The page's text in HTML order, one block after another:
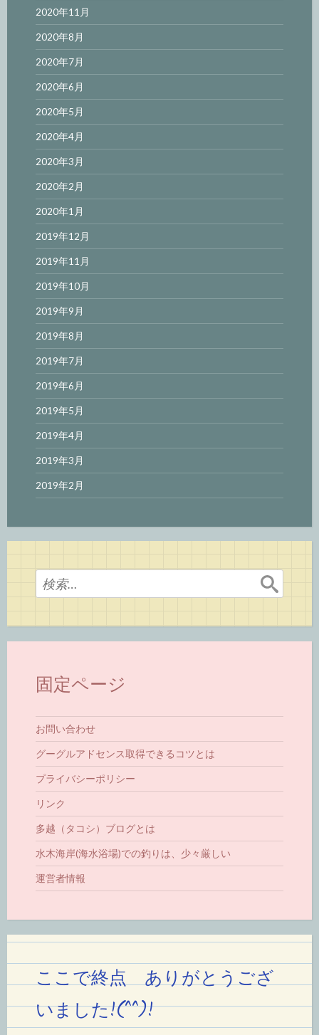
2020年11月
2020年8月
2020年7月
2020年6月
2020年5月
2020年4月
2020年3月
2020年2月
2020年1月
2019年12月
2019年11月
2019年10月
2019年9月
2019年8月
2019年7月
2019年6月
2019年5月
2019年4月
2019年3月
2019年2月
索:
固定ページ
お問い合わせ
グーグルアドセンス取得できるコツとは
プライバシーポリシー
リンク
多越（タコシ）ブログとは
水木海岸(海水浴場)での釣りは、少々厳しい
運営者情報
ここで終点 ありがとうござ
いました!(^^)!